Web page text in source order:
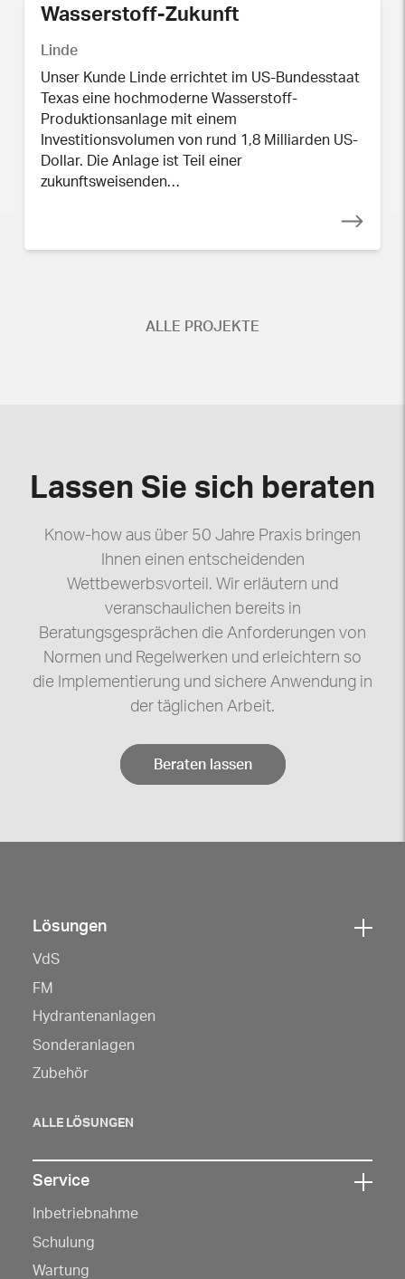
Wasserstoff-Zukunft
Linde
Unser Kunde Linde errichtet im US-Bundesstaat
Texas eine hochmoderne Wasserstoff-
Produktionsanlage mit einem
Investitionsvolumen von rund 1,8 Milliarden US-
Dollar. Die Anlage ist Teil einer
zukunftsweisenden…
ALLE PROJEKTE
Lassen Sie sich beraten
Know-how aus über 50 Jahre Praxis bringen
Ihnen einen entscheidenden
Wettbewerbsvorteil. Wir erläutern und
veranschaulichen bereits in
Beratungsgesprächen die Anforderungen von
Normen und Regelwerken und erleichtern so
die Implementierung und sichere Anwendung in
der täglichen Arbeit.
Beraten lassen
Klicken
Sie
hier,
um
die
Lösungen
VdS
FM
Hydrantenanlagen
Sonderanlagen
Zubehör
ALLE LÖSUNGEN
Sie
hier,
um
Service
Inbetriebnahme
Schulung
Wartung